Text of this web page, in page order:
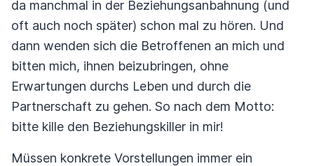
da manchmal in der Beziehungsanbahnung (und
oft auch noch später) schon mal zu hören. Und
dann wenden sich die Betroffenen an mich und
bitten mich, ihnen beizubringen, ohne
Erwartungen durchs Leben und durch die
Partnerschaft zu gehen. So nach dem Motto:
bitte kille den Beziehungskiller in mir!
Müssen konkrete Vorstellungen immer ein